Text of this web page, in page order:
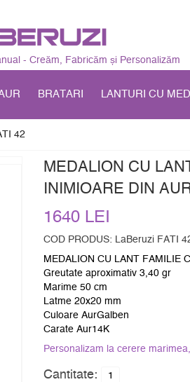
- Creăm, Fabricăm și Personalizăm
BRATARI LANTURI CU
42
MEDALION CU
INIMIOARE DIN
1640 LEI
COD PRODUS: LaBeruzi FATI
MEDALION CU LANT FAMILIE
Greutate aproximativ 3,40 gr
Marime 50 cm
Latme 20x20 mm
Culoare AurGalben
Carate Aur14K
Personalizam la cerere
Cantitate: